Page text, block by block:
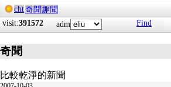
cht奇聞趣聞
visit:391572 adm Find
奇聞
比較乾淨的新聞